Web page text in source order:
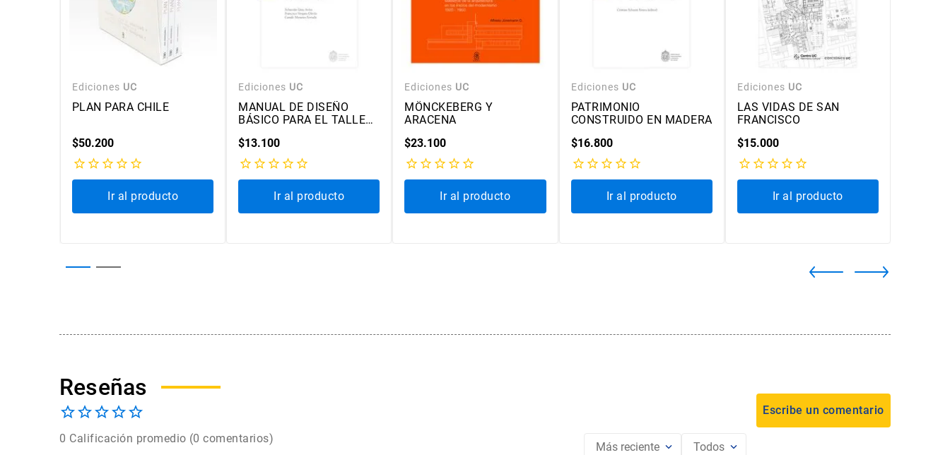
Ediciones UC
PLAN PARA CHILE
$50.200
Ir al producto
Ediciones UC
MANUAL DE DISEÑO
BÁSICO PARA EL TALLER
$13.100
Ir al producto
Ediciones UC
MÖNCKEBERG Y
ARACENA
$23.100
Ir al producto
Ediciones UC
PATRIMONIO
CONSTRUIDO EN MADERA
$16.800
Ir al producto
Ediciones UC
LAS VIDAS DE SAN
FRANCISCO
$15.000
Ir al producto
0 Calificación promedio (0 comentarios)
Más reciente Todos